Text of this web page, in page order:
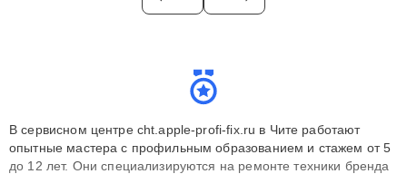
В сервисном центре cht.apple-profi-fix.ru в Чите работают
опытные мастера с профильным образованием и стажем от 5
до 12 лет. Они специализируются на ремонте техники бренда